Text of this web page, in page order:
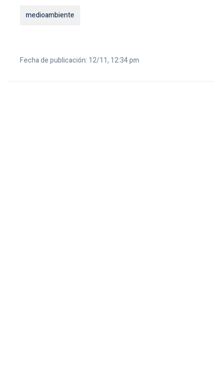
medioambiente
Fecha de publicación: 12/11, 12:34 pm